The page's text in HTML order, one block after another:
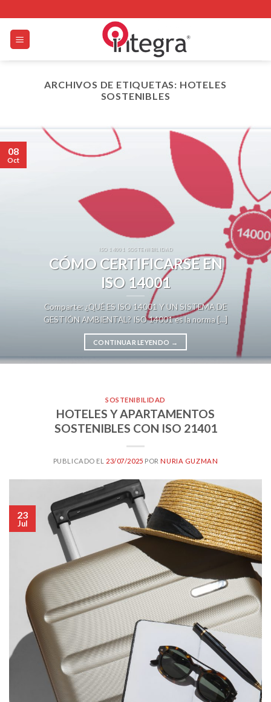
to
content
ARCHIVOS DE ETIQUETAS: HOTELES
SOSTENIBLES
ISO 14001 SOSTENIBILIDAD
CÓMO CERTIFICARSE EN
ISO 14001
Comparte: ¿QUÉ ES ISO 14001 Y UN SISTEMA DE
GESTIÓN AMBIENTAL? ISO 14001 es la norma [...]
CONTINUAR LEYENDO →
08
Oct
SOSTENIBILIDAD
HOTELES Y APARTAMENTOS
SOSTENIBLES CON ISO 21401
PUBLICADO EL 23/07/2025 PORNURIA GUZMAN
23
Jul